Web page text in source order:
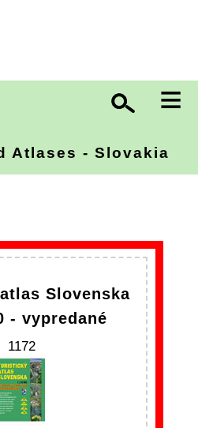
≡
Atlases - Slovakia
Slovenska
- vypredané
1172